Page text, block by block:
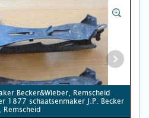
Becker&Wieber, Remscheid
1877 schaatsenmaker J.P. Becker
Remscheid